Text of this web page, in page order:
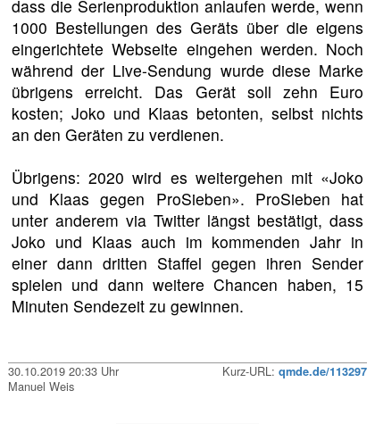
dass die Serienproduktion anlaufen werde, wenn
1000 Bestellungen des Geräts über die eigens
eingerichtete Webseite eingehen werden. Noch
während der Live-Sendung wurde diese Marke
übrigens erreicht. Das Gerät soll zehn Euro
kosten; Joko und Klaas betonten, selbst nichts
an den Geräten zu verdienen.
Übrigens: 2020 wird es weitergehen mit «Joko
und Klaas gegen ProSieben». ProSieben hat
unter anderem via Twitter längst bestätigt, dass
Joko und Klaas auch im kommenden Jahr in
einer dann dritten Staffel gegen ihren Sender
spielen und dann weitere Chancen haben, 15
Minuten Sendezeit zu gewinnen.
30.10.2019 20:33 Uhr Kurz-URL: qmde.de/113297
Manuel Weis